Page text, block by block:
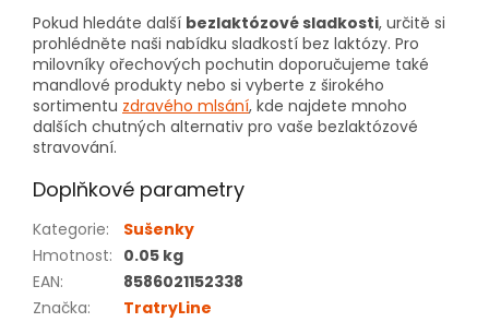
Pokud hledáte další bezlaktózové sladkosti, určitě si
prohlédněte naši nabídku sladkostí bez laktózy. Pro
milovníky ořechových pochutin doporučujeme také
mandlové produkty nebo si vyberte z širokého
sortimentu zdravého mlsání, kde najdete mnoho
dalších chutných alternativ pro vaše bezlaktózové
stravování.
Doplňkové parametry
Kategorie:
Sušenky
Hmotnost: 0.05 kg
EAN:
8586021152338
Značka:
TratryLine